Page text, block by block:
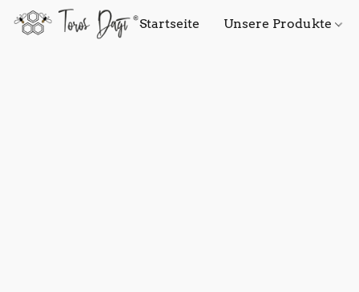
Startseite Unsere Produkte